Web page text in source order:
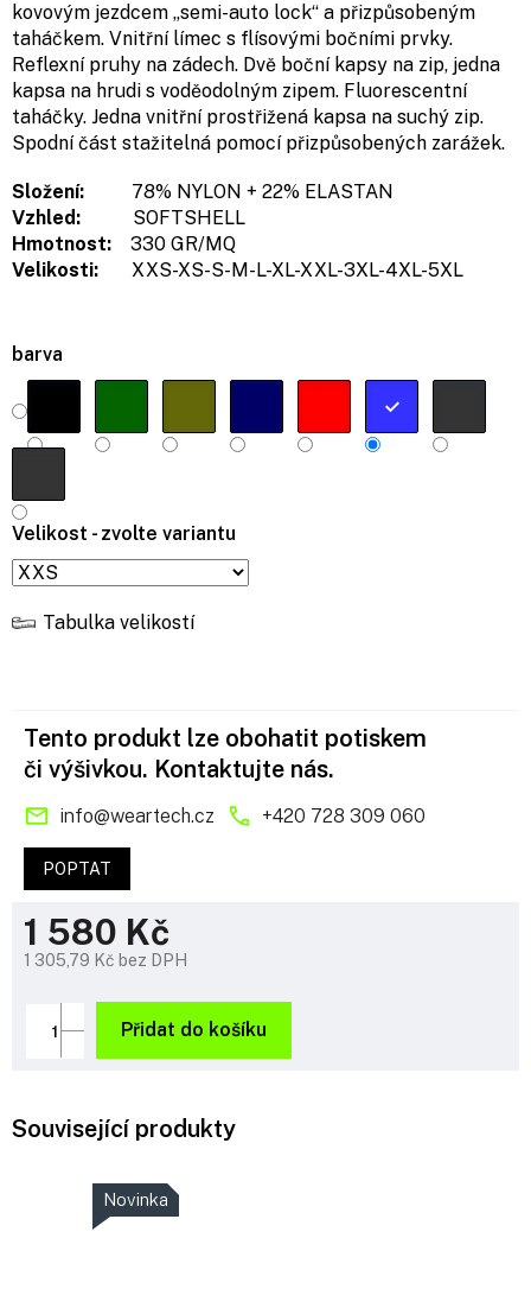
barva
Velikost - zvolte variantu
Tabulka velikostí
kovovým jezdcem „semi-auto lock“ a přizpůsobeným
taháčkem. Vnitřní límec s flísovými bočními prvky.
Reflexní pruhy na zádech. Dvě boční kapsy na zip, jedna
kapsa na hrudi s voděodolným zipem. Fluorescentní
taháčky. Jedna vnitřní prostřižená kapsa na suchý zip.
Spodní část stažitelná pomocí přizpůsobených zarážek.
Složení:
78% NYLON + 22% ELASTAN
Vzhled:
SOFTSHELL
Hmotnost: 330 GR/MQ
Velikosti:
XXS-XS-S-M-L-XL-XXL-3XL-4XL-5XL
1 580 Kč
1 305,79 Kč bez DPH
cena:
Přidat do košíku
Tento produkt lze obohatit potiskem
či výšivkou. Kontaktujte nás.
info@weartech.cz +420 728 309 060
POPTAT
Související produkty
Novinka